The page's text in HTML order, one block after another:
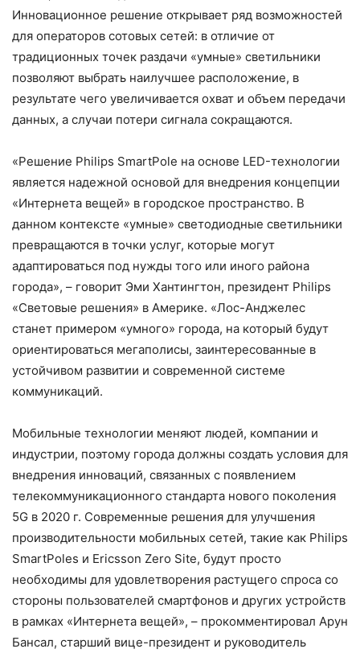
Инновационное решение открывает ряд возможностей
для операторов сотовых сетей: в отличие от
традиционных точек раздачи «умные» светильники
позволяют выбрать наилучшее расположение, в
результате чего увеличивается охват и объем передачи
данных, а случаи потери сигнала сокращаются.
«Решение Philips SmartPole на основе LED-технологии
является надежной основой для внедрения концепции
«Интернета вещей» в городское пространство. В
данном контексте «умные» светодиодные светильники
превращаются в точки услуг, которые могут
адаптироваться под нужды того или иного района
города», – говорит Эми Хантингтон, президент Philips
«Световые решения» в Америке. «Лос-Анджелес
станет примером «умного» города, на который будут
ориентироваться мегаполисы, заинтересованные в
устойчивом развитии и современной системе
коммуникаций.
Мобильные технологии меняют людей, компании и
индустрии, поэтому города должны создать условия для
внедрения инноваций, связанных с появлением
телекоммуникационного стандарта нового поколения
5G в 2020 г. Современные решения для улучшения
производительности мобильных сетей, такие как Philips
SmartPoles и Ericsson Zero Site, будут просто
необходимы для удовлетворения растущего спроса со
стороны пользователей смартфонов и других устройств
в рамках «Интернета вещей», – прокомментировал Арун
Бансал, старший вице-президент и руководитель